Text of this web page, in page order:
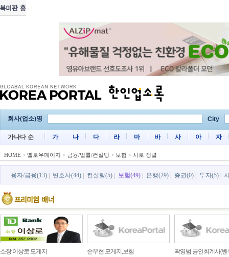
회사(업소)명 City
가나다 순 가 나 다 라 마 바 사 아 자
HOME > 옐로우페이지 > 금융/법률/컨설팅 > 보험 > 사로 정렬
융자/금융(13) 변호사(44) 컨설팅(5) 보험(49) 은행(29) 증권(0) 투자(5)
소장 이상로 모게지 손우현 모게지,보험 곽영범 공인회계사(